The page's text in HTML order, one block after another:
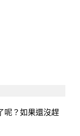
呢？如果還沒趕